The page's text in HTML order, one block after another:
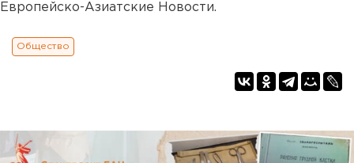
Европейско-Азиатские Новости.
Общество